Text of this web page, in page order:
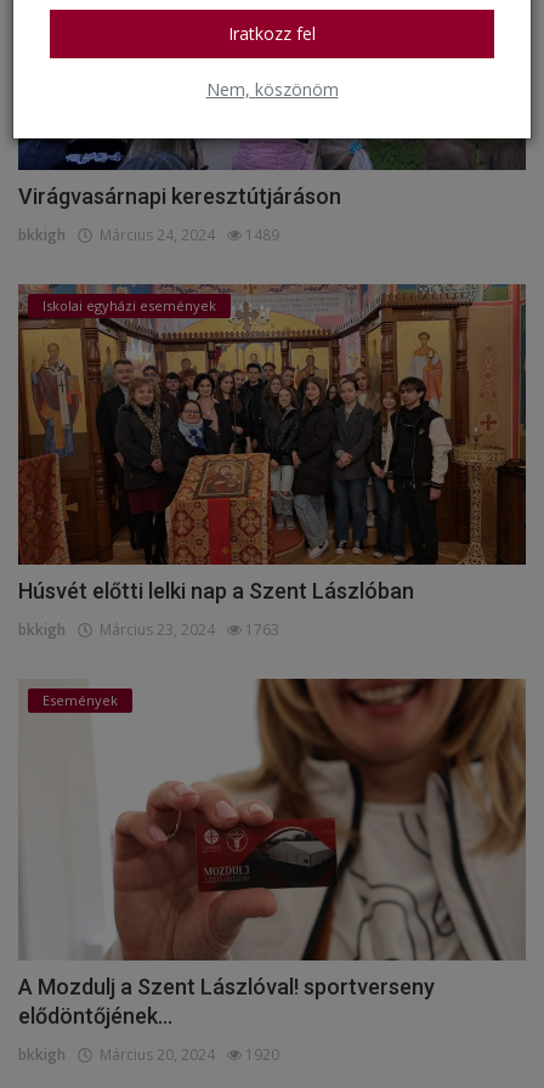
Iratkozz fel
Nem, köszönöm
Virágvasárnapi keresztútjáráson
bkkigh Március 24, 2024 1489
Iskolai egyházi események
Húsvét előtti lelki nap a Szent Lászlóban
bkkigh Március 23, 2024 1763
Események
A Mozdulj a Szent Lászlóval! sportverseny
elődöntőjének...
bkkigh Március 20, 2024 1920